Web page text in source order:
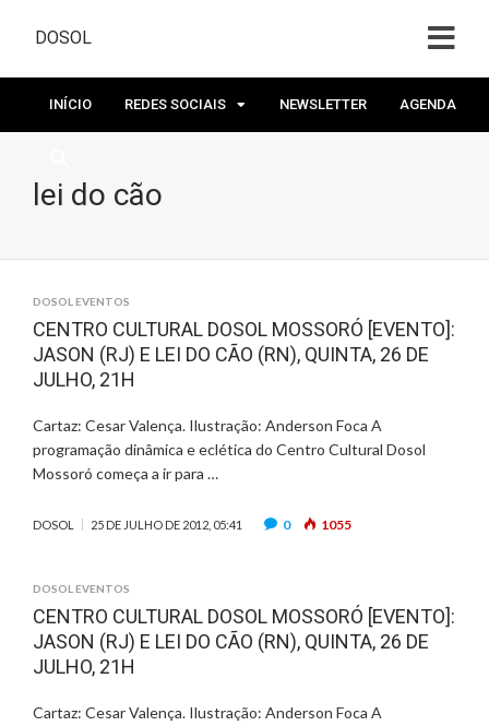
DOSOL
INÍCIO REDES SOCIAIS NEWSLETTER AGENDA
lei do cão
DOSOL EVENTOS
CENTRO CULTURAL DOSOL MOSSORÓ [EVENTO]:
JASON (RJ) E LEI DO CÃO (RN), QUINTA, 26 DE
JULHO, 21H
Cartaz: Cesar Valença. Ilustração: Anderson Foca A
programação dinâmica e eclética do Centro Cultural Dosol
Mossoró começa a ir para …
DOSOL 25 DE JULHO DE 2012, 05:41 0 1055
DOSOL EVENTOS
CENTRO CULTURAL DOSOL MOSSORÓ [EVENTO]:
JASON (RJ) E LEI DO CÃO (RN), QUINTA, 26 DE
JULHO, 21H
Cartaz: Cesar Valença. Ilustração: Anderson Foca A